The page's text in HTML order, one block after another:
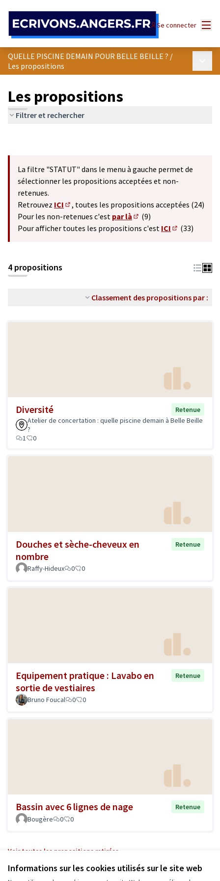
Informations sur les cookies utilisés sur le site web
Se connecter
QUELLE PISCINE DEMAIN POUR BELLE BEILLE ? /
Les propositions
Les propositions
Filtrer et rechercher
La filtre "STATUT" dans le menu à gauche permet de
sélectionner les propositions acceptées et non-
retenues.
Retrouvez ICI
(S'ouvre dans un nouvel onglet)
, toutes les propositions acceptées (24)
Pour les non-retenues c'est par là
(S'ouvre dans un nouvel
(9)
Pour afficher toutes les propositions c'est ICI
(33)
4 propositions
Classement des propositions par :
Diversité
Retenue
Atelier de concertation : quelle piscine demain à Belle Beille
?
1
0
Douches et sèche-cheveux en
nombre
Retenue
Raffy-Hideux 0 0
Equipement pratique : Lavabo en
sortie de vestiaires
Retenue
Bruno Foucal 0 0
Bassin avec 6 lignes de nage
Retenue
Bougère
0 0
Voir toutes les propositions retirées